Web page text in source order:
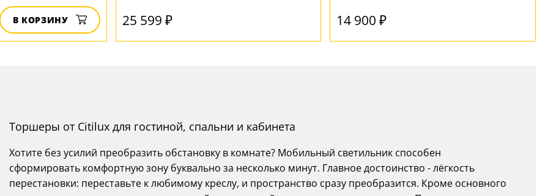
В КОРЗИНУ 25 599 ₽ 14 900 ₽
Торшеры от Citilux для гостиной, спальни и кабинета
Хотите без усилий преобразить обстановку в комнате? Мобильный светильник способен
сформировать комфортную зону буквально за несколько минут. Главное достоинство - лёгкость
перестановки: переставьте к любимому креслу, и пространство сразу преобразится. Кроме основного